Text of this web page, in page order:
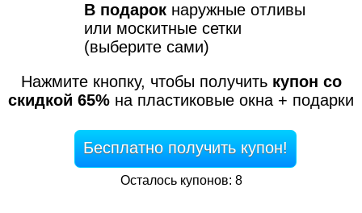
В подарок наружные отливы
или москитные сетки
(выберите сами)
Нажмите кнопку, чтобы получить купон со
скидкой 65% на пластиковые окна + подарки
Бесплатно получить купон!
Осталось купонов: 8